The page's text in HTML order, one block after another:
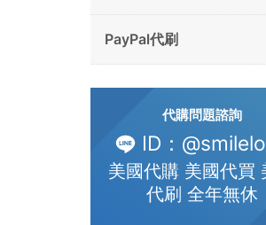
PayPal代刷
代購問題諮詢
ID：
美國代購 美國代買
代刷 全年無休